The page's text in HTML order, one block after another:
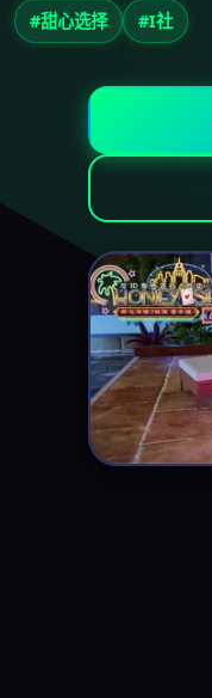
#甜心选择 #I社